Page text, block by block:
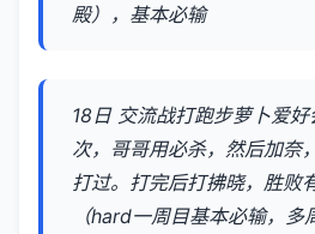
殿），基本必输
18日 交流战打跑步萝卜爱
次，哥哥用必杀，然后加奈
打过。打完后打拂晓，胜败
（hard一周目基本必输，